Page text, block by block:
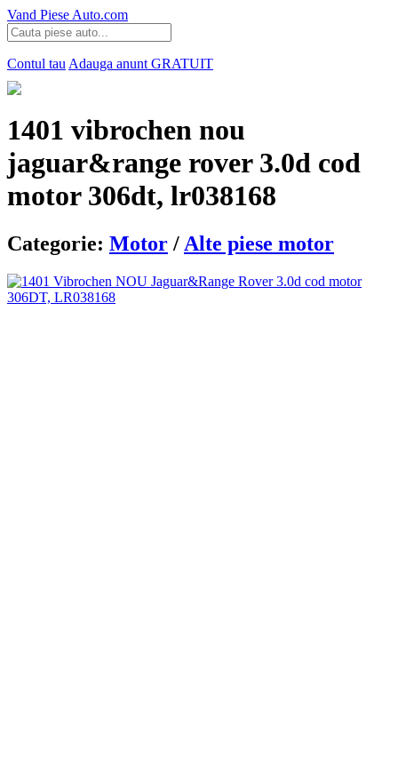
Vand Piese Auto.com
Contul tau Adauga anunt GRATUIT
1401 vibrochen nou
jaguar&range rover 3.0d cod
motor 306dt, lr038168
Categorie: Motor / Alte piese motor